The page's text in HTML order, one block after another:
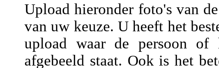
Upload hieronder foto's van
van uw keuze. U heeft het
upload waar de persoon of
afgebeeld staat. Ook is het